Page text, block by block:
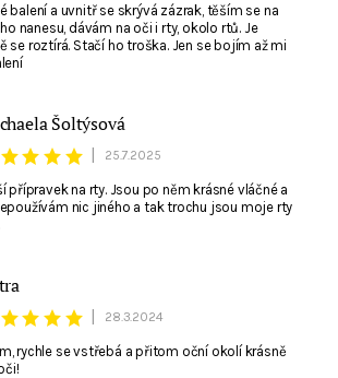
zpracovánímosobních údajů. E-
pro ostatní nakupující.
balení a uvnitř se skrývá zázrak, těším se na
nanesu, dávám na oči i rty, okolo rtů. Je
se roztírá. Stačí ho troška. Jen se bojím až mi
Šoltýsová
| 25.7.2025
přípravek na rty. Jsou po něm krásné vláčné a
nic jiného a tak trochu jsou moje rty
| 28.3.2024
rychle se vstřebá a přitom oční okolí krásně